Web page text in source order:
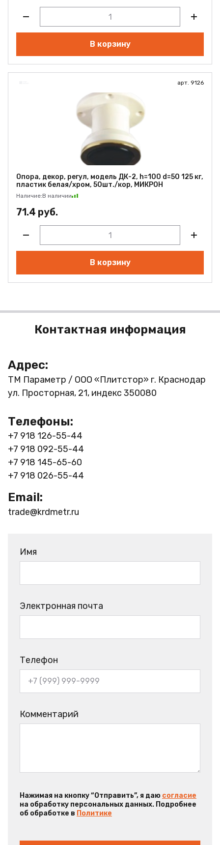
В корзину
арт. 9126
Опора, декор, регул, модель ДК-2, h=100 d=50 125 кг,
пластик белая/хром, 50шт./кор, МИКРОН
Наличие:В наличии
71.4 руб.
В корзину
Контактная информация
Адрес:
ТМ Параметр / ООО «Плитстор» г. Краснодар
ул. Просторная, 21, индекс 350080
Телефоны:
+7 918 126-55-44
+7 918 092-55-44
+7 918 145-65-60
+7 918 026-55-44
Email:
trade@krdmetr.ru
Имя
Электронная почта
Телефон
Комментарий
Нажимая на кнопку “Отправить”, я даю согласие
на обработку персональных данных. Подробнее
об обработке в Политике